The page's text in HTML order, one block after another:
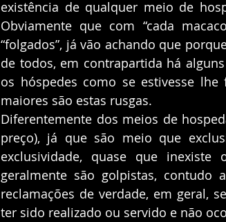
existência de qualquer meio de
Obviamente que com “cada
“folgados”, já vão achando que
de todos, em contrapartida há
os hóspedes como se estivesse
maiores são estas rusgas.
Diferentemente dos meios de
preço), já que são meio que
exclusividade, quase que
geralmente são golpistas, contudo
reclamações de verdade, em geral,
ter sido realizado ou servido e não